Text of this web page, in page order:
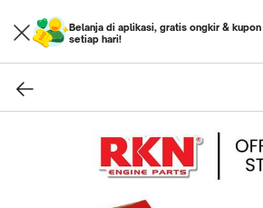
Belanja di aplikasi, gratis ongkir &
setiap hari!